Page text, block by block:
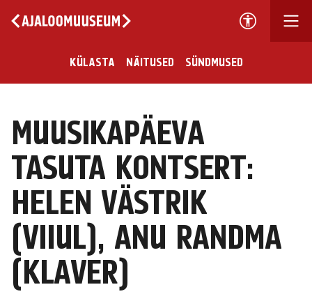
KÜLASTA NÄITUSED SÜNDMUSED
MUUSIKAPÄEVA
TASUTA KONTSERT:
HELEN VÄSTRIK
(VIIUL), ANU RANDMA
(KLAVER)